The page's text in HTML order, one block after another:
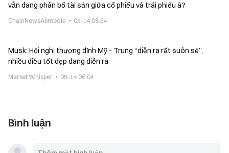
vẫn đang phân bổ tài sản giữa cổ phiếu và trái phiếu à?
ChainNewsAbmedia 05-14 08:34
Musk: Hội nghị thượng đỉnh Mỹ - Trung “diễn ra rất suôn sẻ”,
nhiều điều tốt đẹp đang diễn ra
Market Whisper 05-14 06:04
Bình luận